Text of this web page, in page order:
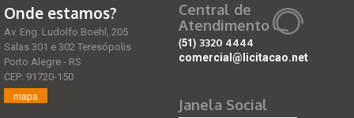
Onde estamos?
Av. Eng. Ludolfo Boehl, 205
Salas 301 e 302 Teresópolis
Porto Alegre - RS
CEP: 91720-150
mapa
Central de
Atendimento
(51) 3320 4444
comercial@licitacao.net
Janela Social